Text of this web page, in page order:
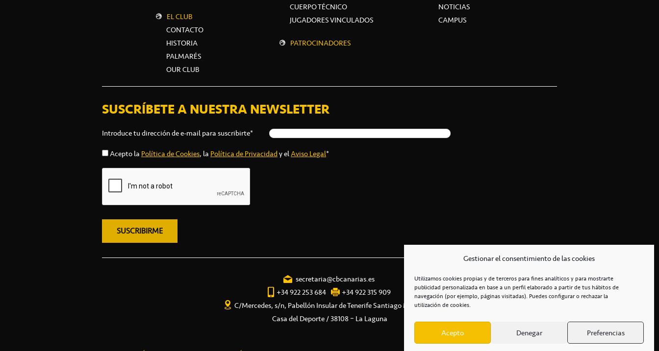
Gestionar el consentimiento de las cookies
Utilizamos cookies propias y de terceros para fines analíticos y para mostrarte
publicidad personalizada en base a un perfil elaborado a partir de tus hábitos de
navegación (por ejemplo, páginas visitadas). Puedes configurar o rechazar la
utilización de cookies.
Acepto Denegar Preferencias
EL CLUB
CONTACTO
HISTORIA
PALMARÉS
OUR CLUB
CUERPO TÉCNICO
JUGADORES VINCULADOS
PATROCINADORES
NOTICIAS
CAMPUS
SUSCRÍBETE A NUESTRA NEWSLETTER
Introduce tu dirección de e-mail para suscribirte*
Acepto la Política de Cookies, la Política de Privacidady elAviso Legal*
secretaria@cbcanarias.es
+34 922 253 684
+34 922 315 909
C/Mercedes, s/n, Pabellón Insular de Tenerife Santiago Martín
Casa del Deporte / 38108 – La Laguna